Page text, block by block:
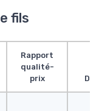
fils
Rapport
qualité-
prix